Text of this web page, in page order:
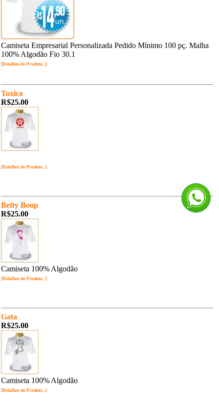
Camiseta Empresarial Personalizada Pedido Mínimo 100 pç. Malha
100% Algodão Fio 30.1
[Detalhes do Produto...]
Toxico
R$25.00
[Detalhes do Produto...]
Betty Boop
R$25.00
Camiseta 100% Algodão
[Detalhes do Produto...]
Gata
R$25.00
Camiseta 100% Algodão
[Detalhes do Produto...]